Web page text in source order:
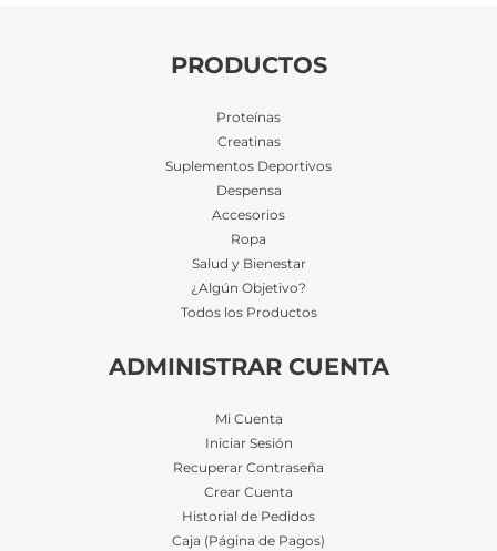
PRODUCTOS
Proteínas
Creatinas
Suplementos Deportivos
Despensa
Accesorios
Ropa
Salud y Bienestar
¿Algún Objetivo?
Todos los Productos
ADMINISTRAR CUENTA
Mi Cuenta
Iniciar Sesión
Recuperar Contraseña
Crear Cuenta
Historial de Pedidos
Caja (Página de Pagos)